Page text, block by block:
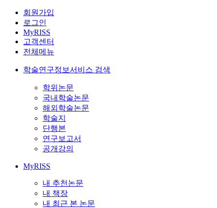
회원가입
로그인
MyRISS
고객센터
전체메뉴
학술연구정보서비스 검색
학위논문
국내학술논문
해외학술논문
학술지
단행본
연구보고서
공개강의
MyRISS
내 추천논문
내 책장
내 최근 본 논문